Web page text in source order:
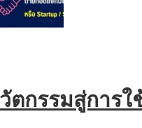
กรรมสู่การ